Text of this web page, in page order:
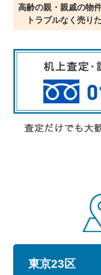
高齢の親・親戚の物
トラブルなく売りた
東京23区